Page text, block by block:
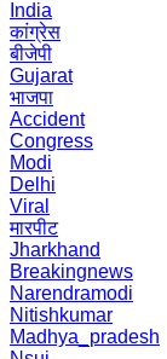
India
कांग्रेस
बीजेपी
Gujarat
भाजपा
Accident
Congress
Modi
Delhi
Viral
मारपीट
Jharkhand
Breakingnews
Narendramodi
Nitishkumar
Madhya_pradesh